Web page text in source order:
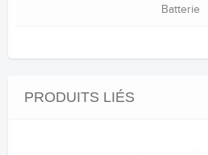
Batterie
PRODUITS LIÉS